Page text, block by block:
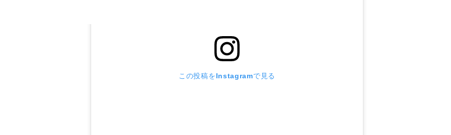
この投稿をInstagramで見る